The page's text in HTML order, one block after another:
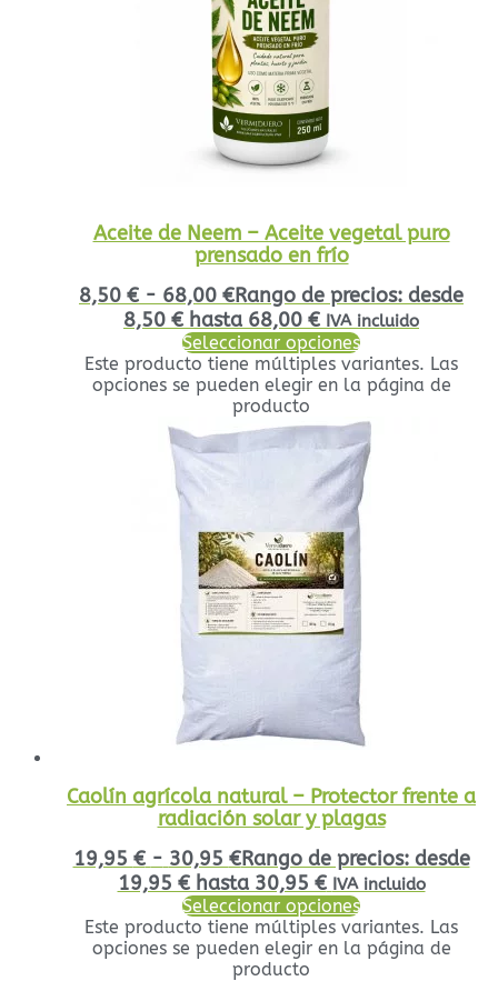
Aceite de Neem – Aceite vegetal puro
prensado en frío
8,50 € - 68,00 €Rango de precios: desde
8,50 € hasta 68,00 € IVA incluido
Seleccionar opciones
Este producto tiene múltiples variantes. Las
opciones se pueden elegir en la página de
producto
Caolín agrícola natural – Protector frente a
radiación solar y plagas
19,95 € - 30,95 €Rango de precios: desde
19,95 € hasta 30,95 € IVA incluido
Seleccionar opciones
Este producto tiene múltiples variantes. Las
opciones se pueden elegir en la página de
producto